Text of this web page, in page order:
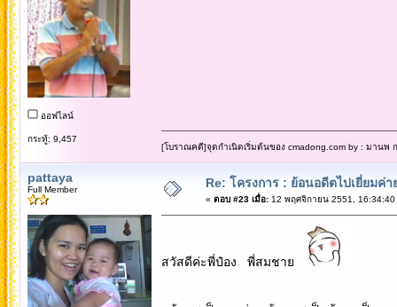
ออฟไลน์
กระทู้: 9,457
[โบราณคดี]จุดกำเนิดเริ่มต้นของ cmadong.com by : มานพ
pattaya
Full Member Re: โครงการ : ย้อนอดีตไปเยี่ยมค่
« ตอบ #23 เมื่อ:12 พฤศจิกายน 2551, 16:34:40
สวัสดีค่ะพี่ป๋อง พี่สมชาย